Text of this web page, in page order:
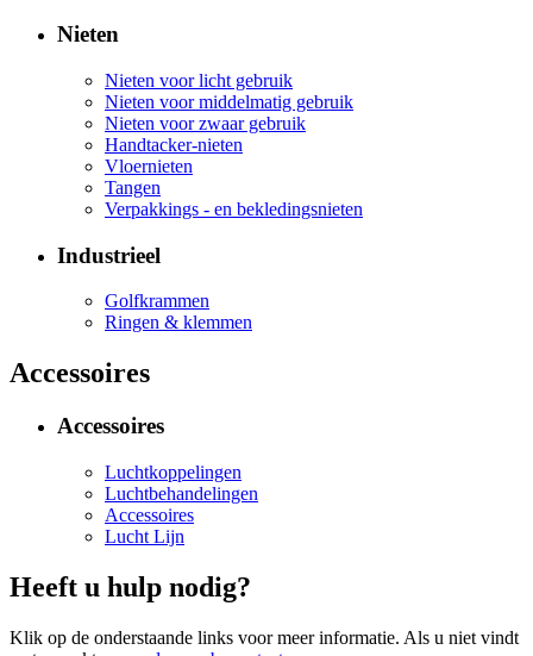
Nieten
Nieten voor licht gebruik
Nieten voor middelmatig gebruik
Nieten voor zwaar gebruik
Handtacker-nieten
Vloernieten
Tangen
Verpakkings - en bekledingsnieten
Industrieel
Golfkrammen
Ringen & klemmen
Accessoires
Accessoires
Luchtkoppelingen
Luchtbehandelingen
Accessoires
Lucht Lijn
Heeft u hulp nodig?
Klik op de onderstaande links voor meer informatie. Als u niet vindt